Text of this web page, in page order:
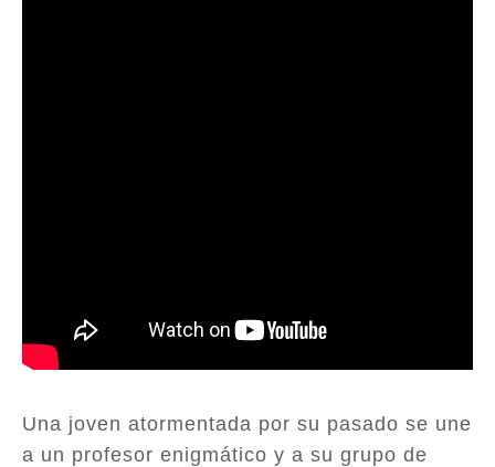
Una joven atormentada por su pasado se une
a un profesor enigmático y a su grupo de